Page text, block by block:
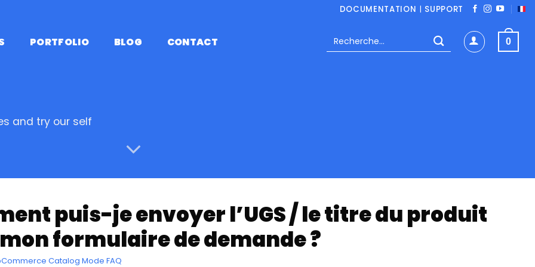
DOCUMENTATION | SUPPORT
PORTFOLIO BLOG CONTACT
Recherche
pour :
0
and try our self
puis-je envoyer l’UGS / le titre du produit
formulaire de demande ?
Catalog Mode FAQ